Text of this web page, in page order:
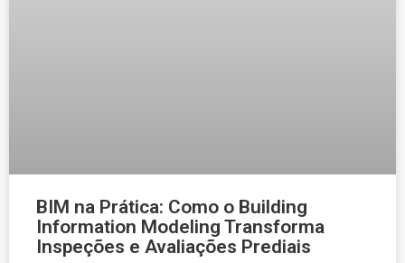
BIM na Prática: Como o Building
Information Modeling Transforma
Inspeções e Avaliações Prediais